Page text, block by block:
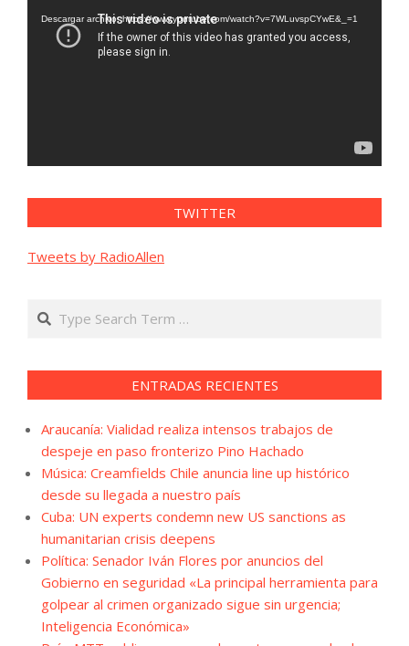
vídeo
Descargar archivo: https://www.youtube.com/watch?v=7WLuvspCYwE&_=1
TWITTER
Tweets by RadioAllen
Search
ENTRADAS RECIENTES
Araucanía: Vialidad realiza intensos trabajos de
despeje en paso fronterizo Pino Hachado
Música: Creamfields Chile anuncia line up histórico
desde su llegada a nuestro país
Cuba: UN experts condemn new US sanctions as
humanitarian crisis deepens
Política: Senador Iván Flores por anuncios del
Gobierno en seguridad «La principal herramienta para
golpear al crimen organizado sigue sin urgencia;
Inteligencia Económica»